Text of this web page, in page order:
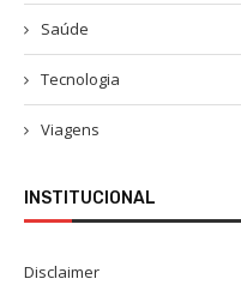
Saúde
Tecnologia
Viagens
INSTITUCIONAL
Disclaimer